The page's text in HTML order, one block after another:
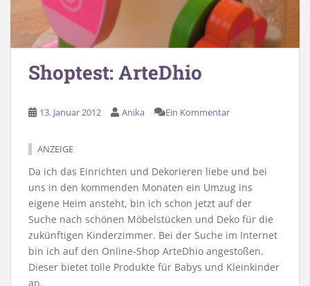
Shoptest: ArteDhio
13. Januar 2012 Anika Ein Kommentar
ANZEIGE
Da ich das Einrichten und Dekorieren liebe und bei
uns in den kommenden Monaten ein Umzug ins
eigene Heim ansteht, bin ich schon jetzt auf der
Suche nach schönen Möbelstücken und Deko für die
zukünftigen Kinderzimmer. Bei der Suche im Internet
bin ich auf den Online-Shop ArteDhio angestoßen.
Dieser bietet tolle Produkte für Babys und Kleinkinder
an.